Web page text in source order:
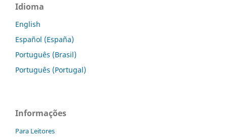
Idioma
English
Español (España)
Português (Brasil)
Português (Portugal)
Informações
Para Leitores